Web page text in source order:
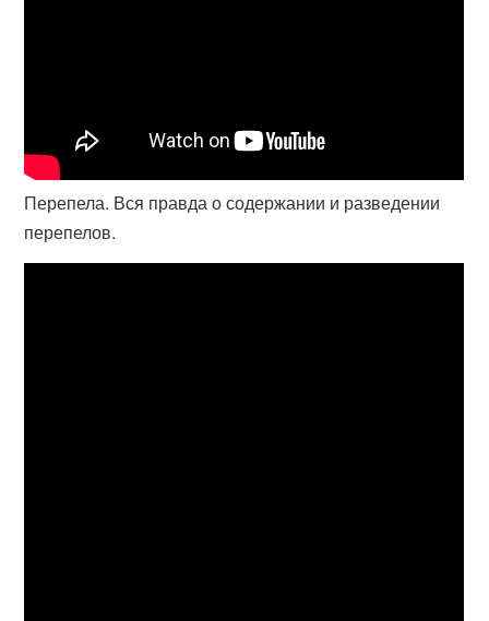
Перепела. Вся правда о содержании и разведении
перепелов.